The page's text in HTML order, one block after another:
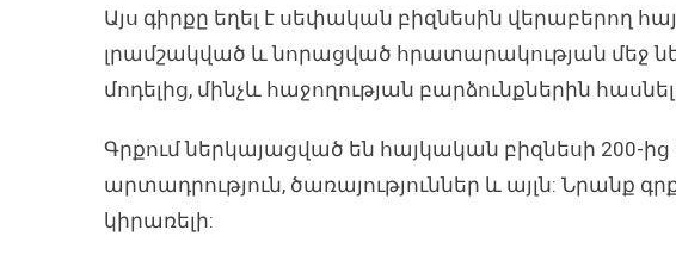
Այս գիրքը եղել է սեփական բիզնեսին վերաբերող
լրամշակված և նորացված հրատարակության մեջ
մոդելից, մինչև հաջողության բարձունքներին
Գրքում ներկայացված են հայկական բիզնեսի 200-
արտադրություն, ծառայություններ և այլն: Նրանք
կիրառելի: